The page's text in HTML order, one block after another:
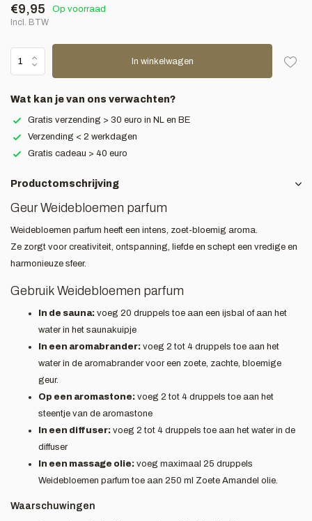
€9,95
Op voorraad
Incl. BTW
In winkelwagen
Wat kan je van ons verwachten?
Gratis verzending > 30 euro in NL en BE
Verzending < 2 werkdagen
Gratis cadeau > 40 euro
Productomschrijving
Geur Weidebloemen parfum
Weidebloemen parfum heeft een intens, zoet-bloemig aroma.
Ze zorgt voor creativiteit, ontspanning, liefde en schept een vredige en
harmonieuze sfeer.
Gebruik Weidebloemen parfum
In de sauna: voeg 20 druppels toe aan een ijsbal of aan het
water in het saunakuipje
In een aromabrander: voeg 2 tot 4 druppels toe aan het
water in de aromabrander voor een zoete, zachte, bloemige
geur.
Op een aromastone: voeg 2 tot 4 druppels toe aan het
steentje van de aromastone
In een diffuser: voeg 2 tot 4 druppels toe aan het water in de
diffuser
In een massage olie: voeg maximaal 25 druppels
Weidebloemen parfum toe aan 250 ml Zoete Amandel olie.
Waarschuwingen